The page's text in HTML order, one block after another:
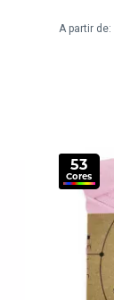
A partir de:
53
Cores